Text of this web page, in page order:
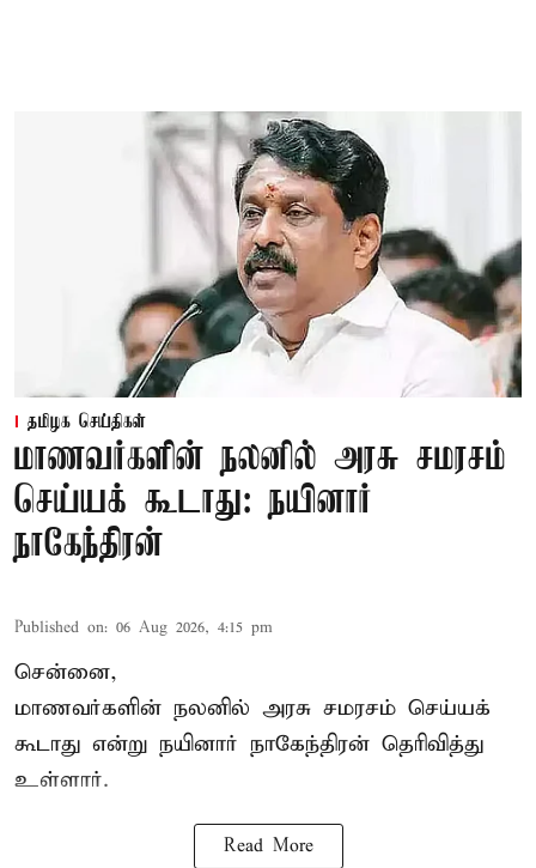
தமிழக செய்திகள்
மாணவர்களின் நலனில் அரசு சமரசம்
செய்யக் கூடாது: நயினார்
நாகேந்திரன்
Published on: 06 Aug 2026, 4:15 pm
சென்னை,
மாணவர்களின் நலனில் அரசு சமரசம் செய்யக்
கூடாது என்று நயினார் நாகேந்திரன் தெரிவித்து
உள்ளார்.
Read More